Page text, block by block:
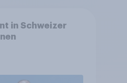
in Schweizer